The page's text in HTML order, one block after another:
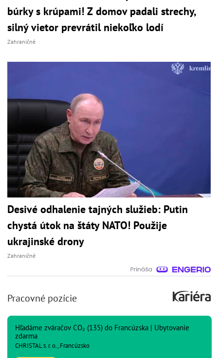
búrky s krúpami! Z domov padali strechy,
silný vietor prevrátil niekoľko lodí
Zahraničné
Desivé odhalenie tajných služieb: Putin
chystá útok na štáty NATO! Použije
ukrajinské drony
Zahraničné
Pracovné pozície
Hľadáme zváračov CO₂ (135) do Francúzska | Ubytovanie
zdarma
CHRISTAL s. r. o., Francúzsko